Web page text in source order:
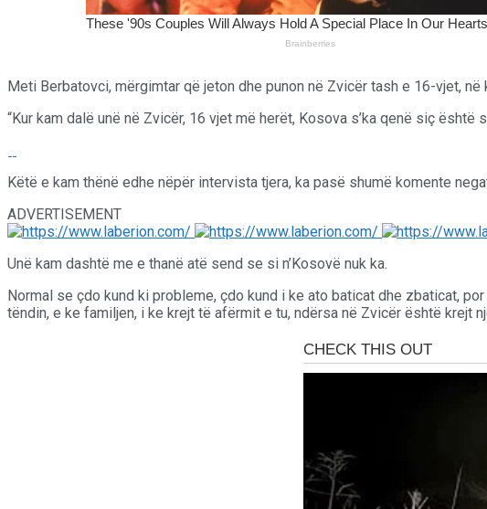
Meti Berbatovci, mërgimtar që jeton dhe punon në Zvicër tash e 16-vjet,
“Kur kam dalë unë në Zvicër, 16 vjet më herët, Kosova s’ka qenë siç
Këtë e kam thënë edhe nëpër intervista tjera, ka pasë shumë komente
ADVERTISEMENT
Unë kam dashtë me e thanë atë send se si n’Kosovë nuk ka.
Normal se çdo kund ki probleme, çdo kund i ke ato baticat dhe zbaticat,
tëndin, e ke familjen, i ke krejt të afërmit e tu, ndërsa në Zvicër është krejt